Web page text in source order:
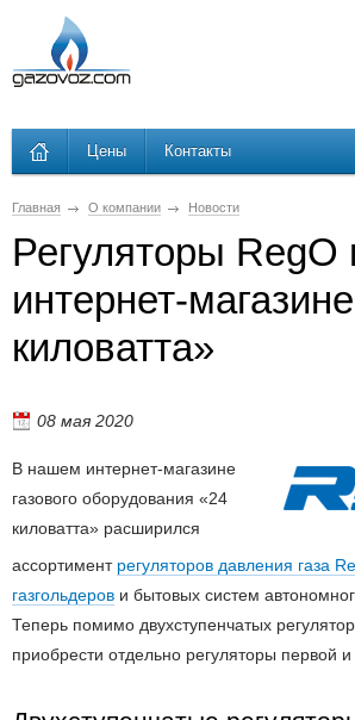
Цены Контакты
Главная О компании Новости
Регуляторы RegO
интернет-
киловатта»
08 мая 2020
В нашем интернет-магазине
газового оборудования «24
киловатта» расширился
ассортимент регуляторов давления газа
газгольдеров и бытовых систем
Теперь помимо двухступенчатых
приобрести отдельно регуляторы первой и